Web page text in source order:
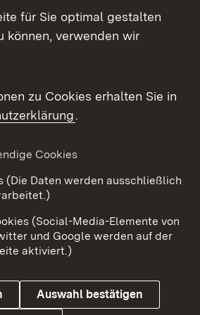
Kontakt
Datenschutz
für Sie optimal gestalten
können, verwenden wir
zu Cookies erhalten Sie in
.
Cookies
(Die Daten werden ausschließlich
(Social-Media-Elemente von
und Google werden auf der
aktiviert.)
Auswahl bestätigen